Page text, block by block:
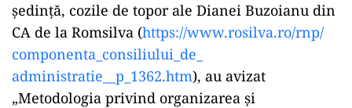
ședință, cozile de topor ale Dianei Buzoianu din
CA de la Romsilva (https://www.rosilva.ro/rnp/
componenta_consiliului_de_
administratie__p_1362.htm), au avizat
„Metodologia privind organizarea și